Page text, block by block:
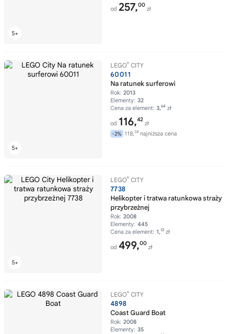
od 257,00
zł
LEGO® CITY
60011
Na ratunek surferowi
Rok: 2013
Elementy: 32
Cena za element: 3,64 zł
od 116,42
zł
-2% 118,34 najniższa cena
LEGO® CITY
7738
Helikopter i tratwa ratunkowa straży
przybrzeżnej
Rok: 2008
Elementy: 445
Cena za element: 1,12 zł
od 499,00
zł
LEGO® CITY
4898
Coast Guard Boat
Rok: 2008
Elementy: 35